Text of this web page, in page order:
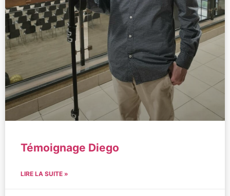
Témoignage Diego
LIRE LA SUITE »